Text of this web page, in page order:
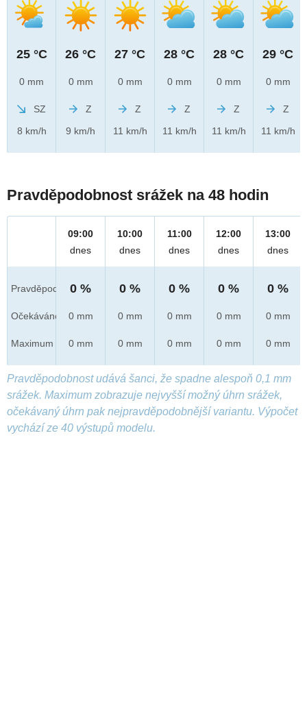
25 °C
0 mm
SZ
8 km/h
26 °C
0 mm
Z
9 km/h
27 °C
0 mm
Z
11 km/h
28 °C
0 mm
Z
11 km/h
28 °C
0 mm
Z
11 km/h
29 °C
0 mm
Z
11 km/h
Pravděpodobnost srážek na 48 hodin
Pravděpod.
Očekáváno
Maximum
09:00
dnes
0 %
0 mm
0 mm
10:00
dnes
0 %
0 mm
0 mm
11:00
dnes
0 %
0 mm
0 mm
12:00
dnes
0 %
0 mm
0 mm
13:00
dnes
0 %
0 mm
0 mm
Pravděpodobnost udává šanci, že spadne alespoň 0,1 mm
srážek. Maximum zobrazuje nejvyšší možný úhrn srážek,
očekávaný úhrn pak nejpravděpodobnější variantu. Výpočet
vychází ze 40 výstupů modelu.